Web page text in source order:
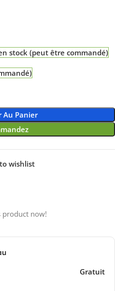
stock (peut être commandé)
Au Panier
wishlist
product now!
Gratuit